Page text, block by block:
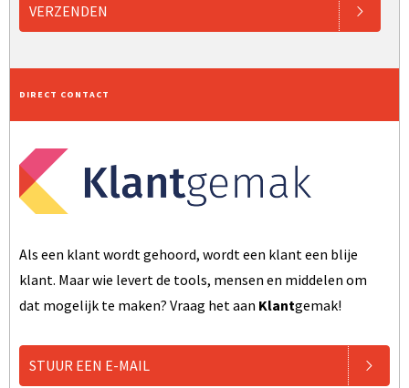
VERZENDEN
DIRECT CONTACT
Als een klant wordt gehoord, wordt een klant een blije
klant. Maar wie levert de tools, mensen en middelen om
dat mogelijk te maken? Vraag het aan Klantgemak!
STUUR EEN E-MAIL